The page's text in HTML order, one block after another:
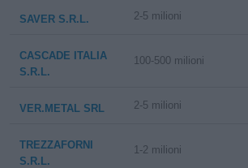
SAVER S.R.L. 2-5 milioni
CASCADE ITALIA
S.R.L.
100-500 milioni
VER.METAL SRL 2-5 milioni
TREZZAFORNI
S.R.L.
1-2 milioni